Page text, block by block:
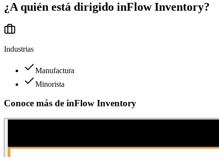
¿A quién está dirigido inFlow Inventory?
Industrias
Manufactura
Minorista
Conoce más de inFlow Inventory